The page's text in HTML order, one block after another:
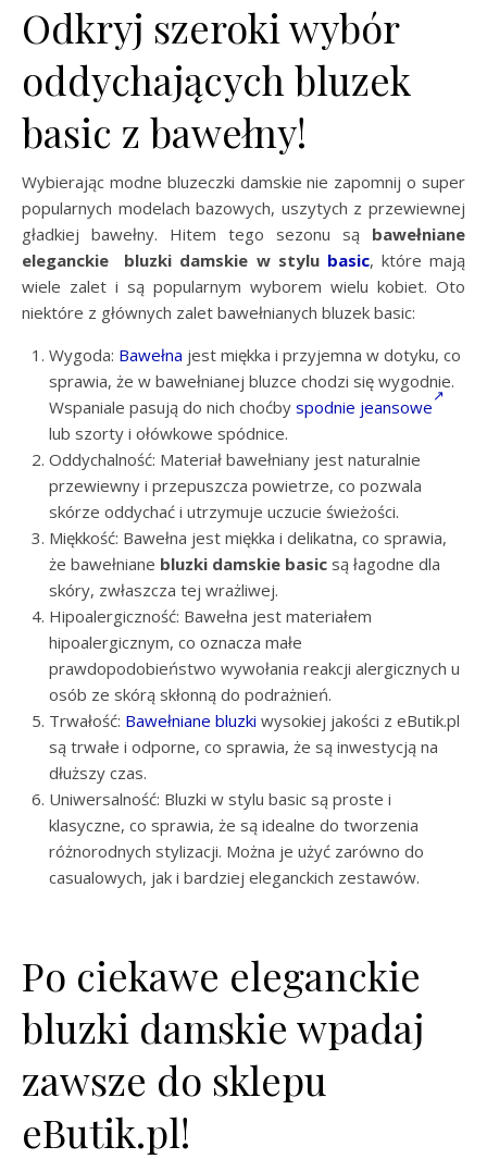
Odkryj szeroki wybór
oddychających bluzek
basic z bawełny!
Wybierając modne bluzeczki damskie nie zapomnij o super
popularnych modelach bazowych, uszytych z przewiewnej
gładkiej bawełny. Hitem tego sezonu są bawełniane
eleganckie bluzki damskie w stylu basic, które mają
wiele zalet i są popularnym wyborem wielu kobiet. Oto
niektóre z głównych zalet bawełnianych bluzek basic:
Wygoda: Bawełna jest miękka i przyjemna w dotyku, co
sprawia, że w bawełnianej bluzce chodzi się wygodnie.
Wspaniale pasują do nich choćby spodnie jeansowe
lub szorty i ołówkowe spódnice.
Oddychalność: Materiał bawełniany jest naturalnie
przewiewny i przepuszcza powietrze, co pozwala
skórze oddychać i utrzymuje uczucie świeżości.
Miękkość: Bawełna jest miękka i delikatna, co sprawia,
że bawełniane bluzki damskie basic są łagodne dla
skóry, zwłaszcza tej wrażliwej.
Hipoalergiczność: Bawełna jest materiałem
hipoalergicznym, co oznacza małe
prawdopodobieństwo wywołania reakcji alergicznych u
osób ze skórą skłonną do podrażnień.
Trwałość: Bawełniane bluzki wysokiej jakości z eButik.pl
są trwałe i odporne, co sprawia, że są inwestycją na
dłuższy czas.
Uniwersalność: Bluzki w stylu basic są proste i
klasyczne, co sprawia, że są idealne do tworzenia
różnorodnych stylizacji. Można je użyć zarówno do
casualowych, jak i bardziej eleganckich zestawów.
Po ciekawe eleganckie
bluzki damskie wpadaj
zawsze do sklepu
eButik.pl!